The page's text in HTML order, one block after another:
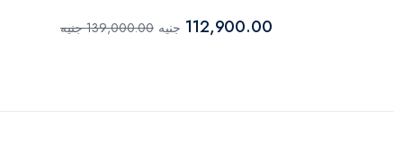
112,900.00 جنيه 139,000.00 جنيه